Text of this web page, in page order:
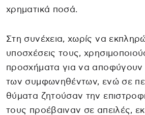
χρηματικά ποσά.
Στη συνέχεια, χωρίς να
υποσχέσεις τους,
προσχήματα για να
των συμφωνηθέντων, ενώ σε
θύματα ζητούσαν την
τους προέβαιναν σε απειλές,